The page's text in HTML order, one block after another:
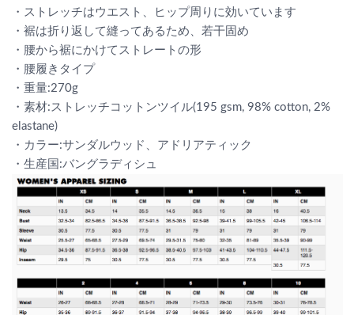
・ストレッチはウエスト、ヒップ周りに効いています
・裾は折り返して縫ってあるため、若干固め
・腰から裾にかけてストレートの形
・腰履きタイプ
・重量:270g
・素材:ストレッチコットンツイル(195 gsm, 98% cotton, 2%
elastane)
・カラー:サンダルウッド、アドリアティック
・生産国:バングラディシュ